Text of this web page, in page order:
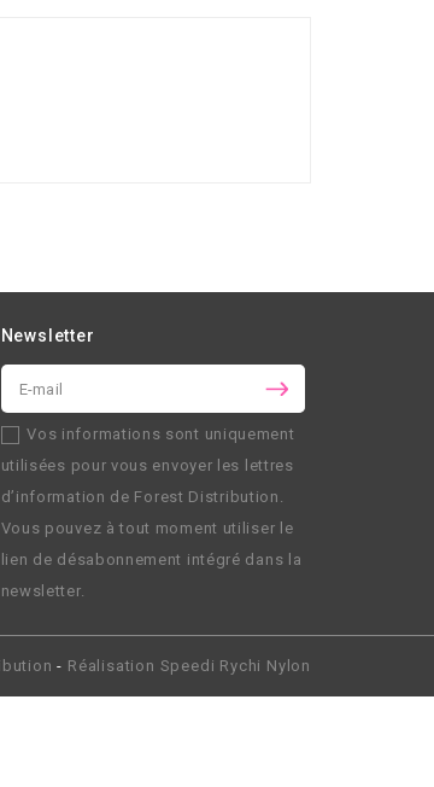
Newsletter
Vos informations sont uniquement
utilisées pour vous envoyer les lettres
d’information de Forest Distribution .
Vous pouvez à tout moment utiliser le
lien de désabonnement intégré dans la
newsletter.
- Réalisation Speedi Rychi Nylon